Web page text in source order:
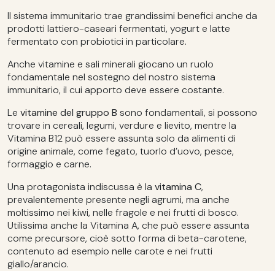
Il sistema immunitario trae grandissimi benefici anche da
prodotti lattiero-caseari fermentati, yogurt e latte
fermentato con probiotici in particolare.
Anche vitamine e sali minerali giocano un ruolo
fondamentale nel sostegno del nostro sistema
immunitario, il cui apporto deve essere costante.
Le vitamine del gruppo B sono fondamentali, si possono
trovare in cereali, legumi, verdure e lievito, mentre la
Vitamina B12 può essere assunta solo da alimenti di
origine animale, come fegato, tuorlo d’uovo, pesce,
formaggio e carne.
Una protagonista indiscussa è la vitamina C,
prevalentemente presente negli agrumi, ma anche
moltissimo nei kiwi, nelle fragole e nei frutti di bosco.
Utilissima anche la Vitamina A, che può essere assunta
come precursore, cioè sotto forma di beta-carotene,
contenuto ad esempio nelle carote e nei frutti
giallo/arancio.